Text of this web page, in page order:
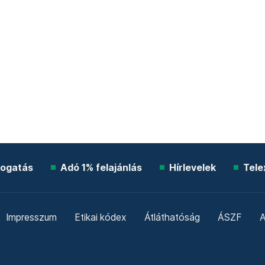
Adó 1% felajánlás Hírlevelek
Impresszum Etikai kódex Átláthatóság ÁSZF